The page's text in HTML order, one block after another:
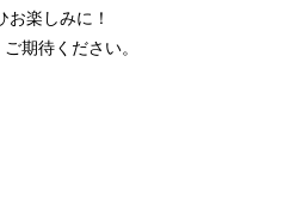
楽しみに！
期待ください。